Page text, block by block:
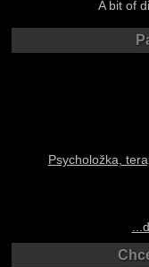
A bit of
Psycholožka,